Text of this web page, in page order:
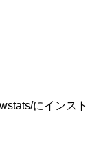
にインスト